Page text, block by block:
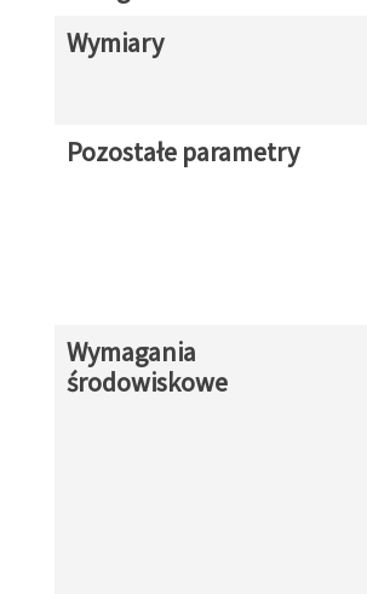
Wymiary
Pozostałe parametry
Wymagania
środowiskowe